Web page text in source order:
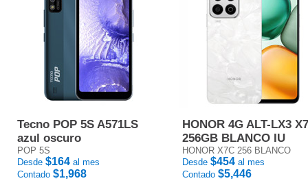
Tecno POP 5S A571LS
azul oscuro
POP 5S
Desde $164 al mes
Contado $1,968
HONOR 4G ALT-LX3
256GB BLANCO IU
HONOR X7C 256 BLANCO
Desde $454 al mes
Contado $5,446